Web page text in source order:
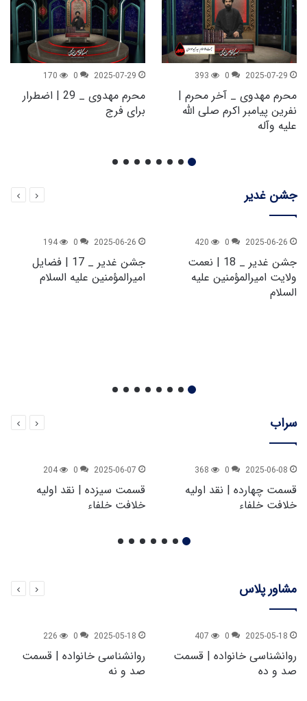
2025-07-29
0
393
محرم مهدوی _ آخر محرم |
نفرین پیامبر اکرم صلی الله
علیه وآله
2025-07-29
0
170
محرم مهدوی _ 29 | اضطرار
برای فرج
جشن غدیر
2025-06-26
0
420
جشن غدیر _ 18 | نعمت
ولایت امیرالمؤمنین علیه
السلام
2025-06-26
0
194
جشن غدیر _ 17 | فضایل
امیرالمؤمنین علیه السلام
سراب
2025-06-08
0
368
قسمت چهارده | نقد اولیه
خلافت خلفاء
2025-06-07
0
204
قسمت سیزده | نقد اولیه
خلافت خلفاء
مشاور پلاس
2025-05-18
0
407
روانشناسی خانواده | قسمت
صد و ده
2025-05-18
0
226
روانشناسی خانواده | قسمت
صد و نه